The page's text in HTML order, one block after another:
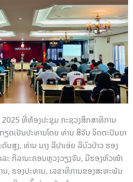
ທີ່ຫ້ອງປະຊຸມ ກະຊວງສຶກສາທິການ
ຽດເປັນປະທານໂດຍ ທ່ານ ສີຈັນ ຈິດຕະປັນຍາ
ສູງ, ທ່ານ ນາງ ລີປາເອ່ຍ ລີບົວປ່າວ ຮອງ
ະ ກິລານະຄອນຫຼວງວຽງຈັນ, ມີຮອງຫົວໜ້າ
, ຮອງປະທານ, ເລຂາທິການຂອງສະຫະພັນ